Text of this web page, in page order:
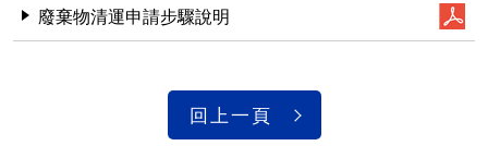
廢棄物清運申請步驟說明
回上一頁